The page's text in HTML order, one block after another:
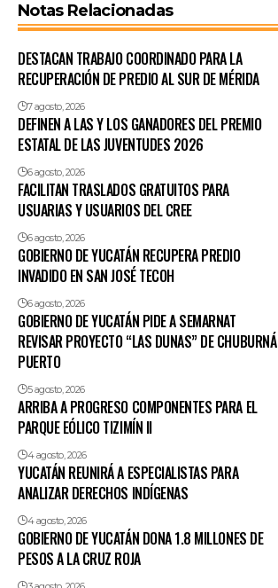
Notas Relacionadas
DESTACAN TRABAJO COORDINADO PARA LA
RECUPERACIÓN DE PREDIO AL SUR DE MÉRIDA
7 agosto, 2026
DEFINEN A LAS Y LOS GANADORES DEL PREMIO
ESTATAL DE LAS JUVENTUDES 2026
6 agosto, 2026
FACILITAN TRASLADOS GRATUITOS PARA
USUARIAS Y USUARIOS DEL CREE
6 agosto, 2026
GOBIERNO DE YUCATÁN RECUPERA PREDIO
INVADIDO EN SAN JOSÉ TECOH
6 agosto, 2026
GOBIERNO DE YUCATÁN PIDE A SEMARNAT
REVISAR PROYECTO “LAS DUNAS” DE CHUBURNÁ
PUERTO
5 agosto, 2026
ARRIBA A PROGRESO COMPONENTES PARA EL
PARQUE EÓLICO TIZIMÍN II
4 agosto, 2026
YUCATÁN REUNIRÁ A ESPECIALISTAS PARA
ANALIZAR DERECHOS INDÍGENAS
4 agosto, 2026
GOBIERNO DE YUCATÁN DONA 1.8 MILLONES DE
PESOS A LA CRUZ ROJA